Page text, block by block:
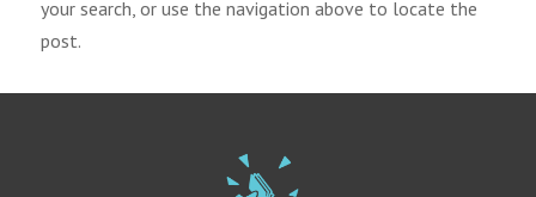
your search, or use the navigation above to locate the
post.